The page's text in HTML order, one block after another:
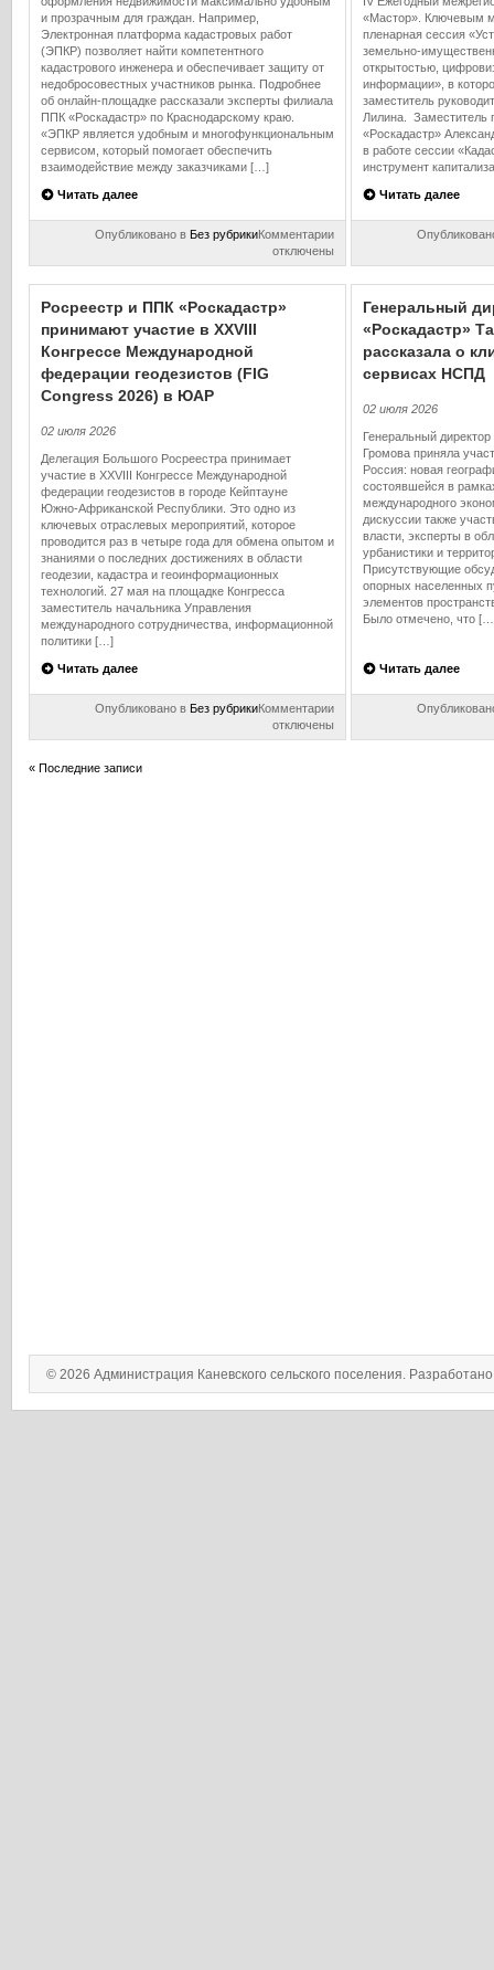
и прозрачным для граждан. Например,
Электронная платформа кадастровых работ
(ЭПКР) позволяет найти компетентного
кадастрового инженера и обеспечивает защиту от
недобросовестных участников рынка. Подробнее
об онлайн-площадке рассказали эксперты филиала
ППК «Роскадастр» по Краснодарскому краю.
«ЭПКР является удобным и многофункциональным
сервисом, который помогает обеспечить
взаимодействие между заказчиками […]
Читать далее
Опубликовано в Без рубрикиКомментариик
Электронная
платформа
кадастровых
работ
удобный
поиска
инженера,
выходя
отключены
«Мастор». Ключевым
пленарная сессия
открытостью,
информации», в
заместитель
Лилина. Заместитель
«Роскадастр»
в работе сессии
инструмент
Читать далее
Росреестр и ППК «Роскадастр»
принимают участие в XXVIII
Конгрессе Международной
федерации геодезистов (FIG
Congress 2026) в ЮАР
02 июля 2026
Делегация Большого Росреестра принимает
участие в XXVIII Конгрессе Международной
федерации геодезистов в городе Кейптауне
Южно‑Африканской Республики. Это одно из
ключевых отраслевых мероприятий, которое
проводится раз в четыре года для обмена опытом и
знаниями о последних достижениях в области
геодезии, кадастра и геоинформационных
технологий. 27 мая на площадке Конгресса
заместитель начальника Управления
международного сотрудничества, информационной
политики […]
Читать далее
Опубликовано в Без рубрикиКомментариик
Росреестр
отключены
Генеральный
«Роскадастр»
рассказала о
сервисах НСПД
02 июля 2026
Генеральный
Громова приняла
Россия: новая
состоявшейся в
международного
дискуссии также
власти, эксперты в
урбанистики и
Присутствующие
опорных населенных
элементов
Было отмечено, что
Читать далее
« Последние записи
© 2026 Администрация Каневского сельского поселения.